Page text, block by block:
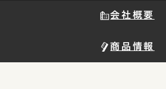
会社概要
商品情報